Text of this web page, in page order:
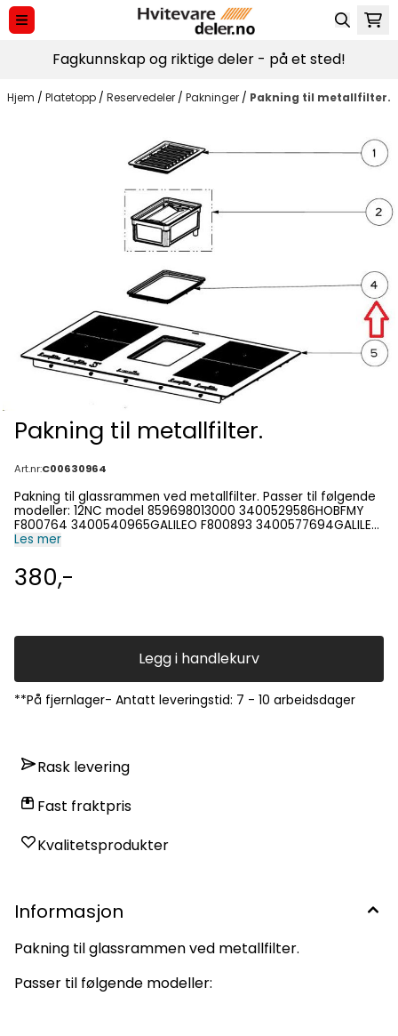
Hopp til innhold
Fagkunnskap og riktige deler - på et sted!
Hjem / Platetopp / Reservedeler / Pakninger / Pakning til metallfilter.
Pakning til metallfilter.
Art.nr:C00630964
Pakning til glassrammen ved metallfilter. Passer til følgende
modeller: 12NC model 859698013000 3400529586HOBFMY
F800764 3400540965GALILEO F800893 3400577694GALILEO
F800839 3400594624GALILEO 859698015450
3400595853FMY839HI+EXHAUSTHOBEXTR 859698021560
3400595860FMY839HI+RECIRCULATION6 859698021570
3400652100FMY839HILLKIT 859698020700
3400652151FMA839HILLKIT 859698021580
3400666734FMA839HI2getherinclluc 859698021590
3400666735FMA839HI2gethinclreci 859698021600
3400666737FMA839HI2gethinclreci 859698022730
3400679889FMY839HE F800229 FORDELAKTIG50449403
Les mer
380,-
Legg i handlekurv
**På fjernlager- Antatt leveringstid: 7 - 10 arbeidsdager
Rask levering
Fast fraktpris
Kvalitetsprodukter
Informasjon
Pakning til glassrammen ved metallfilter.
Passer til følgende modeller: